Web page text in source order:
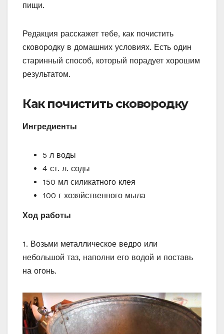
пищи.
Редакция расскажет тебе, как почистить
сковородку в домашних условиях. Есть один
старинный способ, который порадует хорошим
результатом.
Как почистить сковородку
Ингредиенты
5 л воды
4 ст. л. соды
150 мл силикатного клея
100 г хозяйственного мыла
Ход работы
1. Возьми металлическое ведро или
небольшой таз, наполни его водой и поставь
на огонь.